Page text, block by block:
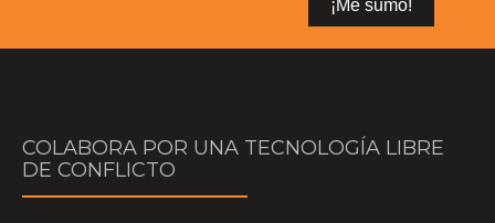
COLABORA POR UNA TECNOLOGÍA LIBRE
DE CONFLICTO